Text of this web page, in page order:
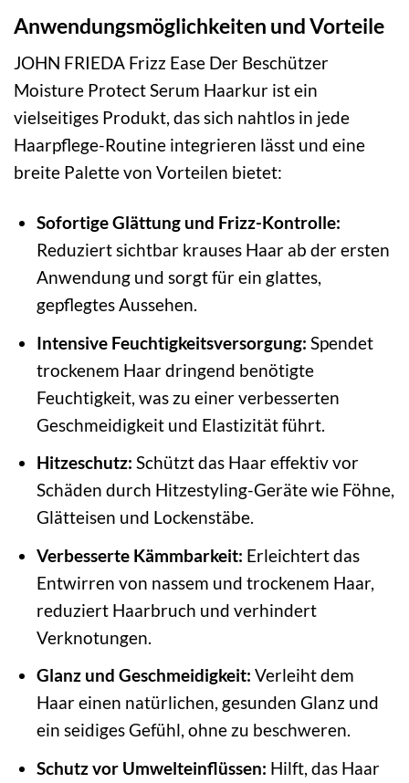
Anwendungsmöglichkeiten und Vorteile
JOHN FRIEDA Frizz Ease Der Beschützer
Moisture Protect Serum Haarkur ist ein
vielseitiges Produkt, das sich nahtlos in jede
Haarpflege-Routine integrieren lässt und eine
breite Palette von Vorteilen bietet:
Sofortige Glättung und Frizz-Kontrolle:
Reduziert sichtbar krauses Haar ab der ersten
Anwendung und sorgt für ein glattes,
gepflegtes Aussehen.
Intensive Feuchtigkeitsversorgung: Spendet
trockenem Haar dringend benötigte
Feuchtigkeit, was zu einer verbesserten
Geschmeidigkeit und Elastizität führt.
Hitzeschutz: Schützt das Haar effektiv vor
Schäden durch Hitzestyling-Geräte wie Föhne,
Glätteisen und Lockenstäbe.
Verbesserte Kämmbarkeit: Erleichtert das
Entwirren von nassem und trockenem Haar,
reduziert Haarbruch und verhindert
Verknotungen.
Glanz und Geschmeidigkeit: Verleiht dem
Haar einen natürlichen, gesunden Glanz und
ein seidiges Gefühl, ohne zu beschweren.
Schutz vor Umwelteinflüssen: Hilft, das Haar